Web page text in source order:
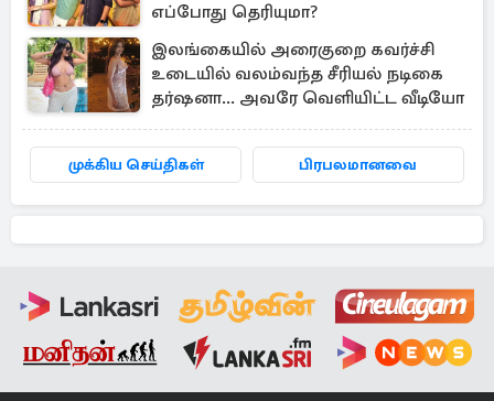
எப்போது தெரியுமா?
இலங்கையில் அரைகுறை கவர்ச்சி
உடையில் வலம்வந்த சீரியல் நடிகை
தர்ஷனா... அவரே வெளியிட்ட வீடியோ
முக்கிய செய்திகள் பிரபலமானவை